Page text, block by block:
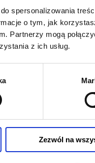
do spersonalizowania
o tym, jak
Partnerzy mogą
z ich usług.
Zezwól na